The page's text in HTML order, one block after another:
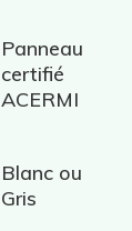
Panneau
certifié
ACERMI
Blanc ou
Gris